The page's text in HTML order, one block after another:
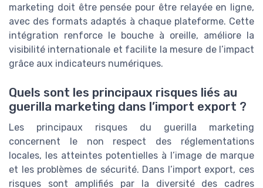
marketing doit être pensée pour être relayée en ligne,
avec des formats adaptés à chaque plateforme. Cette
intégration renforce le bouche à oreille, améliore la
visibilité internationale et facilite la mesure de l’impact
grâce aux indicateurs numériques.
Quels sont les principaux risques liés au
guerilla marketing dans l’import export ?
Les principaux risques du guerilla marketing
concernent le non respect des réglementations
locales, les atteintes potentielles à l’image de marque
et les problèmes de sécurité. Dans l’import export, ces
risques sont amplifiés par la diversité des cadres